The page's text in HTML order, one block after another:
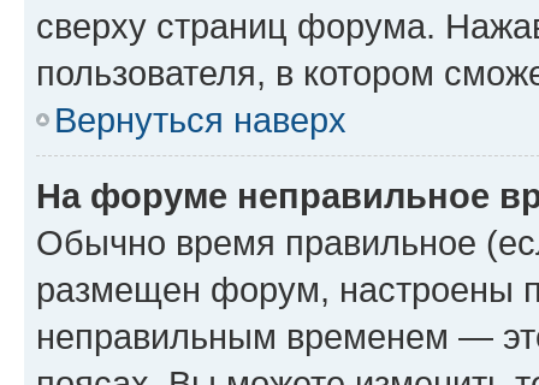
сверху страниц форума.
пользователя, в котором
Вернуться наверх
На форуме неправильное
Обычно время правильное
размещен форум, настроены
неправильным временем —